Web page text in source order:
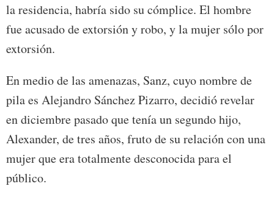
la residencia, habría sido su cómplice. El hombre
fue acusado de extorsión y robo, y la mujer sólo por
extorsión.
En medio de las amenazas, Sanz, cuyo nombre de
pila es Alejandro Sánchez Pizarro, decidió revelar
en diciembre pasado que tenía un segundo hijo,
Alexander, de tres años, fruto de su relación con una
mujer que era totalmente desconocida para el
público.